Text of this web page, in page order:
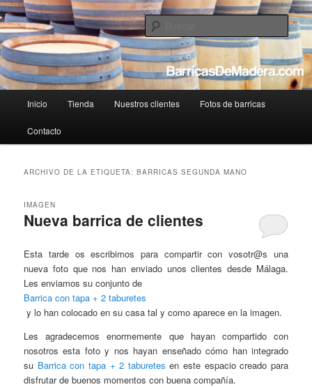
BarricasDeMadera.com – Reciclaje y
venta de barricas usadas
Tienda de barricas de madera usadas online
principal
Ir
al
Ir
al
Inicio Tienda Nuestros clientes Fotos de barricas
Contacto
ARCHIVO DE LA ETIQUETA:BARRICAS SEGUNDA MANO
Nueva barrica de clientes
IMAGEN
Esta tarde os escribimos para compartir con vosotr@s una
nueva foto que nos han enviado unos clientes desde Málaga.
Les enviamos su conjunto de
Barrica con tapa + 2 taburetes
y lo han colocado en su casa tal y como aparece en la imagen.
Les agradecemos enormemente que hayan compartido con
nosotros esta foto y nos hayan enseñado cómo han integrado
su Barrica con tapa + 2 taburetes en este espacio creado para
disfrutar de buenos momentos con buena compañía.